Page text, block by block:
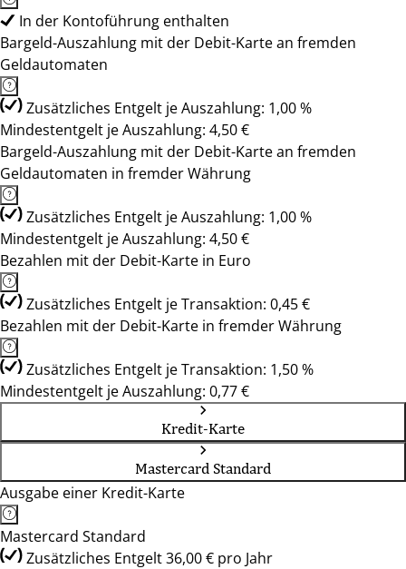
In der Kontoführung enthalten
Bargeld-Auszahlung mit der Debit-Karte an fremden
Geldautomaten
Zusätzliches Entgelt je Auszahlung: 1,00 %
Mindestentgelt je Auszahlung: 4,50 €
Bargeld-Auszahlung mit der Debit-Karte an fremden
Geldautomaten in fremder Währung
Zusätzliches Entgelt je Auszahlung: 1,00 %
Mindestentgelt je Auszahlung: 4,50 €
Bezahlen mit der Debit-Karte in Euro
Zusätzliches Entgelt je Transaktion: 0,45 €
Bezahlen mit der Debit-Karte in fremder Währung
Zusätzliches Entgelt je Transaktion: 1,50 %
Mindestentgelt je Auszahlung: 0,77 €
Kredit-Karte
Mastercard Standard
Ausgabe einer Kredit-Karte
Mastercard Standard
Zusätzliches Entgelt 36,00 € pro Jahr